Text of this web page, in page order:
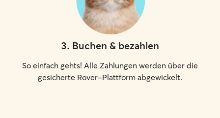
3. Buchen & bezahlen
So einfach gehts! Alle Zahlungen werden über die
gesicherte Rover-Plattform abgewickelt.